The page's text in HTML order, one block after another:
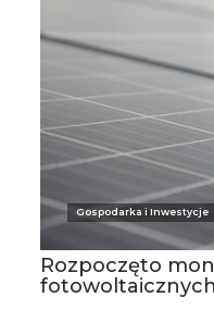
Gospodarka i Inwestycje
Rozpoczęto